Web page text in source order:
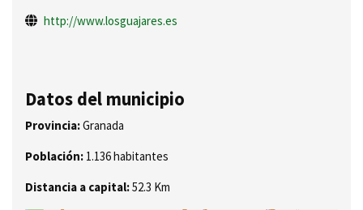
http://www.losguajares.es
Datos del municipio
Provincia:Granada
Población: 1.136 habitantes
Distancia a capital:52.3 Km